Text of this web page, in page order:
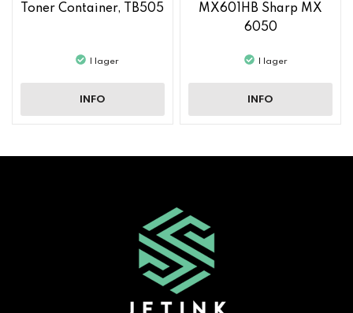
Toner Container, TB505
I lager
INFO
MX601HB Sharp MX
6050
I lager
INFO